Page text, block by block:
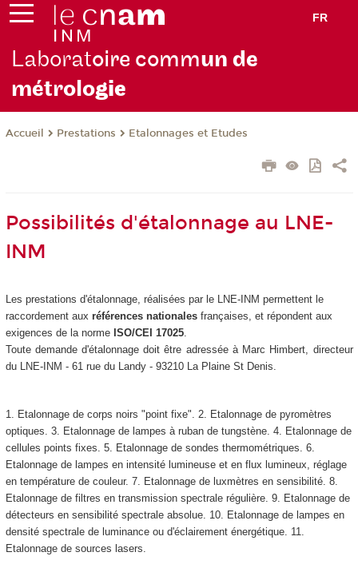
FR
Laboratoire commun de
métrologie
Accueil Prestations Etalonnages et Etudes
Possibilités d'étalonnage au LNE-
INM
Les prestations d'étalonnage, réalisées par le LNE-INM permettent le
raccordement aux références nationalesfrançaises, et répondent aux
exigences de la norme ISO/CEI 17025.
Toute demande d'étalonnage doit être adressée à Marc Himbert, directeur
du LNE-INM - 61 rue du Landy - 93210 La Plaine St Denis.
1. Etalonnage de corps noirs "point fixe". 2. Etalonnage de pyromètres
optiques. 3. Etalonnage de lampes à ruban de tungstène. 4. Etalonnage de
cellules points fixes. 5. Etalonnage de sondes thermométriques. 6.
Etalonnage de lampes en intensité lumineuse et en flux lumineux, réglage
en température de couleur. 7. Etalonnage de luxmètres en sensibilité. 8.
Etalonnage de filtres en transmission spectrale régulière. 9. Etalonnage de
détecteurs en sensibilité spectrale absolue. 10. Etalonnage de lampes en
densité spectrale de luminance ou d'éclairement énergétique. 11.
Etalonnage de sources lasers.